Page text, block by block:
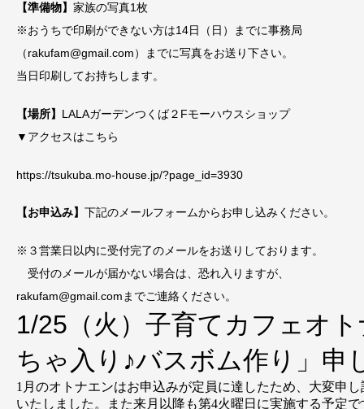
【準備物】 家族の写真1枚
※おうちで印刷ができない方は14日（日）までに事務局
（rakufam@gmail.com）までに写真をお送り下さい。
当日印刷してお持ちします。
【場所】 LALAガーデンつくば２Fモーハウスショップ
▼アクセスはこちら
https://tsukuba.mo-house.jp/?page_id=3930
【お申込み】 下記のメールフォームからお申し込みください。
※３営業日以内に受付完了のメールをお送りしております。
受付のメールが届かない場合は、恐れ入りますが、
rakufam@gmail.comまでご連絡ください。